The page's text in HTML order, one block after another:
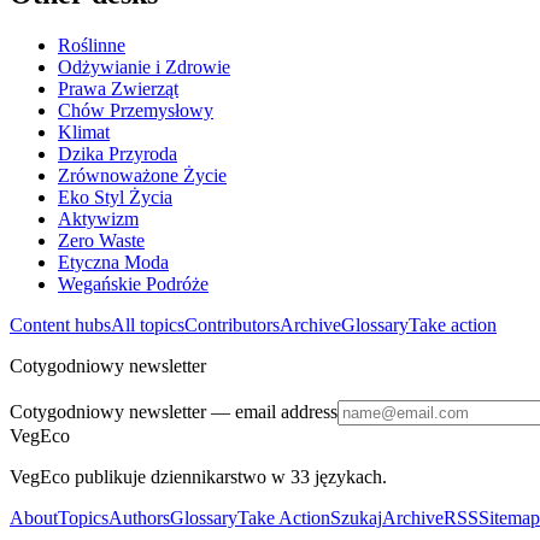
Roślinne
Odżywianie i Zdrowie
Prawa Zwierząt
Chów Przemysłowy
Klimat
Dzika Przyroda
Zrównoważone Życie
Eko Styl Życia
Aktywizm
Zero Waste
Etyczna Moda
Wegańskie Podróże
Content hubsAll topicsContributorsArchiveGlossaryTake action
Cotygodniowy newsletter
Cotygodniowy newsletter— email address
VegEco
VegEco publikuje dziennikarstwo w 33 językach.
AboutTopicsAuthorsGlossaryTake ActionSzukajArchiveRSSSitemap